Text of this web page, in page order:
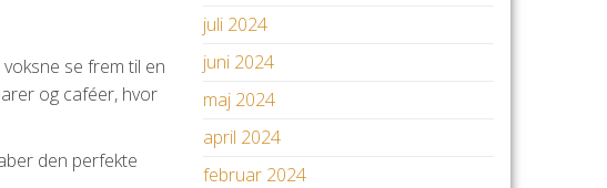
se frem til en
og caféer, hvor
den perfekte
juli 2024
juni 2024
maj 2024
april 2024
februar 2024